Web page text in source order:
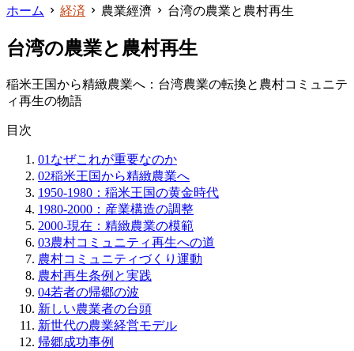
ホーム 経済 農業經濟 台湾の農業と農村再生
台湾の農業と農村再生
稲米王国から精緻農業へ：台湾農業の転換と農村コミュニテ
ィ再生の物語
目次
01 なぜこれが重要なのか
02稲米王国から精緻農業へ
1950-1980：稲米王国の黄金時代
1980-2000：産業構造の調整
2000-現在：精緻農業の模範
03農村コミュニティ再生への道
農村コミュニティづくり運動
農村再生条例と実践
04若者の帰郷の波
新しい農業者の台頭
新世代の農業経営モデル
帰郷成功事例